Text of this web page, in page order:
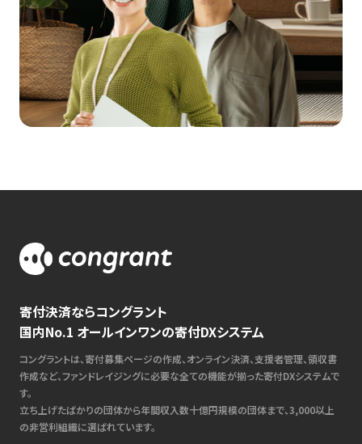
寄付決済ならコングラント
国内No.1 オールインワンの寄付DXシステム
コングラントは、寄付募集ページの作成、オンライン決済、支援者管理、領収書
作成など、ファンドレイジングに必要な全ての機能が揃った寄付DXシステムで
す。
立ち上げたばかりの団体から年間収入数十億円規模の団体まで、3,000以上
の非営利組織に選ばれています。